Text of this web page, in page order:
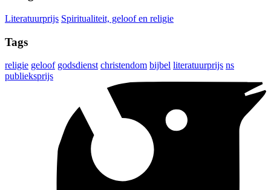
Literatuurprijs Spiritualiteit, geloof en religie
Tags
religie geloof godsdienst christendom bijbel literatuurprijs ns
publieksprijs